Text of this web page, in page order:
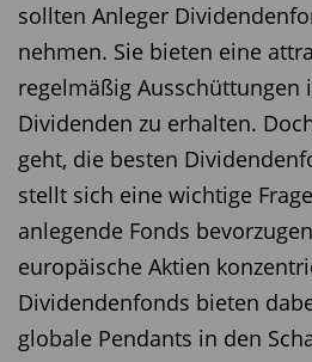
sollten Anleger
nehmen. Sie bieten eine
regelmäßig Ausschüttungen
Dividenden zu erhalten.
geht, die besten
stellt sich eine wichtige
anlegende Fonds
europäische Aktien
Dividendenfonds bieten
globale Pendants in den